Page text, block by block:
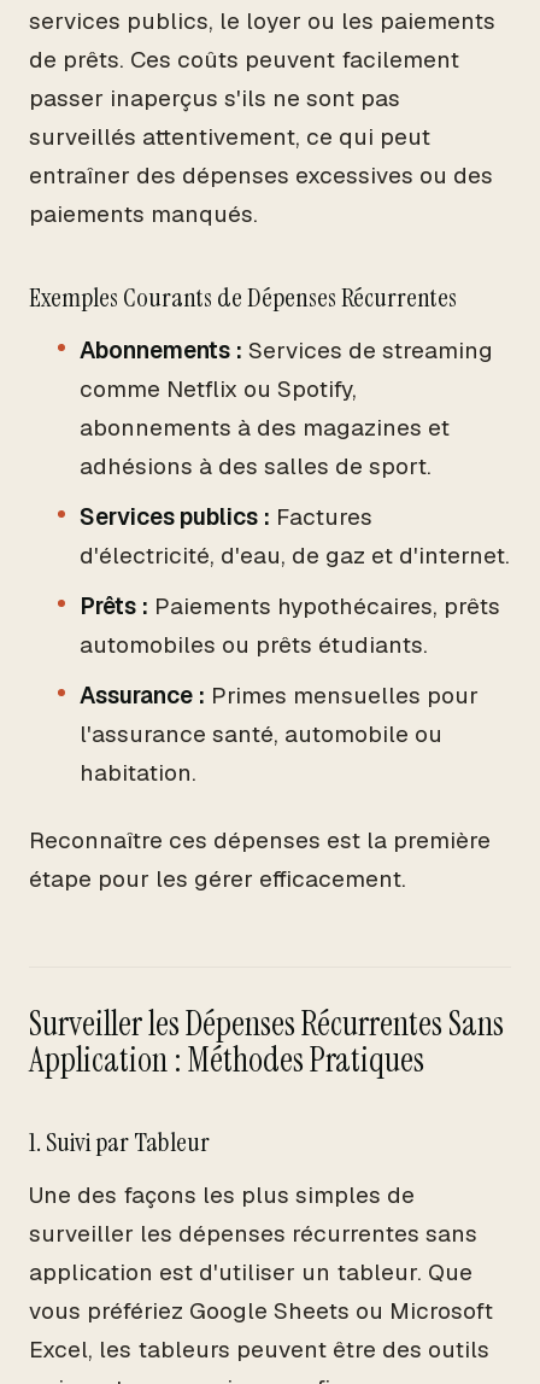
services publics, le loyer ou les paiements
de prêts. Ces coûts peuvent facilement
passer inaperçus s'ils ne sont pas
surveillés attentivement, ce qui peut
entraîner des dépenses excessives ou des
paiements manqués.
Exemples Courants de Dépenses Récurrentes
Abonnements : Services de streaming
comme Netflix ou Spotify,
abonnements à des magazines et
adhésions à des salles de sport.
Services publics : Factures
d'électricité, d'eau, de gaz et d'internet.
Prêts : Paiements hypothécaires, prêts
automobiles ou prêts étudiants.
Assurance : Primes mensuelles pour
l'assurance santé, automobile ou
habitation.
Reconnaître ces dépenses est la première
étape pour les gérer efficacement.
Surveiller les Dépenses Récurrentes Sans
Application : Méthodes Pratiques
1. Suivi par Tableur
Une des façons les plus simples de
surveiller les dépenses récurrentes sans
application est d'utiliser un tableur. Que
vous préfériez Google Sheets ou Microsoft
Excel, les tableurs peuvent être des outils